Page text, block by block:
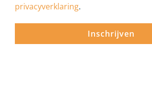
privacyverklaring.